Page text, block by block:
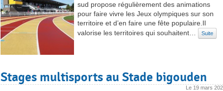
sud propose régulièrement des animations
pour faire vivre les Jeux olympiques sur son
territoire et d’en faire une fête populaire.Il
valorise les territoires qui souhaitent…
Suite
Stages multisports au Stade bigouden
Le 19 mars